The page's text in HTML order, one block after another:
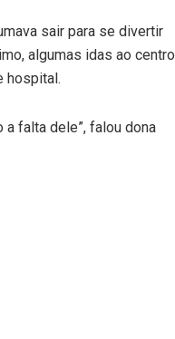
sair para se divertir
algumas idas ao centro
hospital.
a falta dele”, falou dona